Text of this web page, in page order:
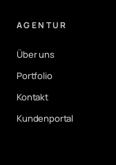
AGENTUR
Über uns
Portfolio
Kontakt
Kundenportal